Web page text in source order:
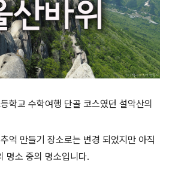
학교 수학여행 단골 코스였던 설악산의
억 만들기 장소로는 변경 되었지만 아직
명소 중의 명소입니다.